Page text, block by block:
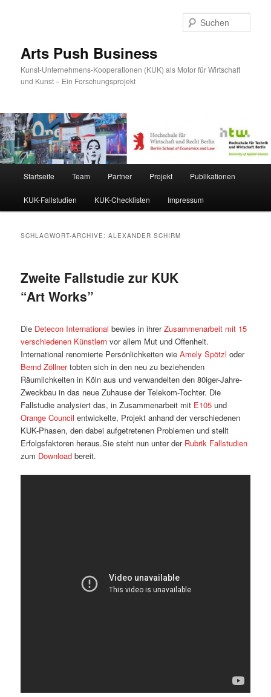
Arts Push Business
Kunst-Unternehmens-Kooperationen (KUK) als Motor für Wirtschaft
und Kunst – Ein Forschungsprojekt
Zum Inhalt wechseln
Zum sekundären Inhalt wechseln
Startseite Team Partner Projekt Publikationen
KUK-Fallstudien KUK-Checklisten Impressum
SCHLAGWORT-ARCHIVE:ALEXANDER SCHIRM
Zweite Fallstudie zur KUK
“Art Works”
Die Detecon International bewies in ihrerZusammenarbeit mit 15
verschiedenen Künstlernvor allem Mut und Offenheit.
International renomierte Persönlichkeiten wieAmely Spötzl oder
Bernd Zöllnertobten sich in den neu zu beziehenden
Räumlichkeiten in Köln aus und verwandelten den 80iger-Jahre-
Zweckbau in das neue Zuhause der Telekom-Tochter. Die
Fallstudie analysiert das, in Zusammenarbeit mit E105 und
Orange Council entwickelte, Projekt anhand der verschiedenen
KUK-Phasen, den dabei aufgetretenen Problemen und stellt
Erfolgsfaktoren heraus.Sie steht nun unter der Rubrik Fallstudien
zum Download bereit.